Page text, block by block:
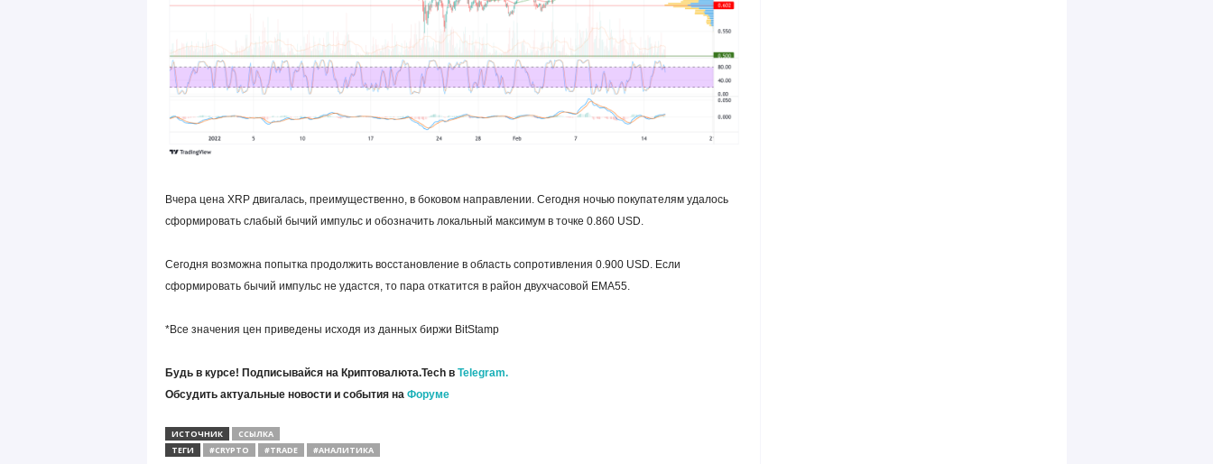
Вчера цена XRP двигалась, преимущественно, в боковом направлении. Сегодня ночью покупателям удалось
сформировать слабый бычий импульс и обозначить локальный максимум в точке 0.860 USD.
Сегодня возможна попытка продолжить восстановление в область сопротивления 0.900 USD. Если
сформировать бычий импульс не удастся, то пара откатится в район двухчасовой EMA55.
*Все значения цен приведены исходя из данных биржи BitStamp
Будь в курсе! Подписывайся на Криптовалюта.Tech в Telegram.
Обсудить актуальные новости и события на Форуме
ИСТОЧНИК
ССЫЛКА
ТЕГИ
#CRYPTO #TRADE #АНАЛИТИКА